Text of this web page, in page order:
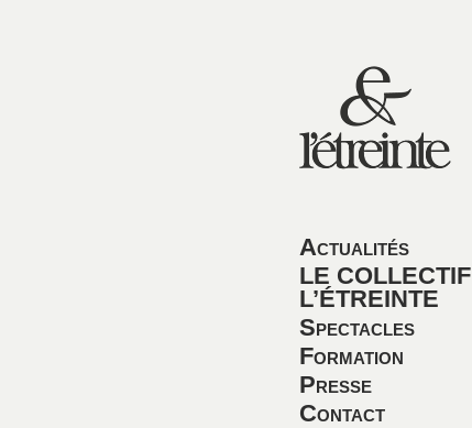
Actualités
LE COLLECTIF
L’ÉTREINTE
Spectacles
Formation
Presse
Contact